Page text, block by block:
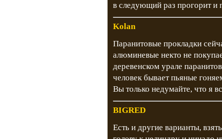
в следующий раз прогорит и
Kolan
Паранитовые прокладки
алюминевые некто не
деревенском урале
человек бывает пьяные
Вы только недумайте, что я
BIGRED
Есть и другие варианты,